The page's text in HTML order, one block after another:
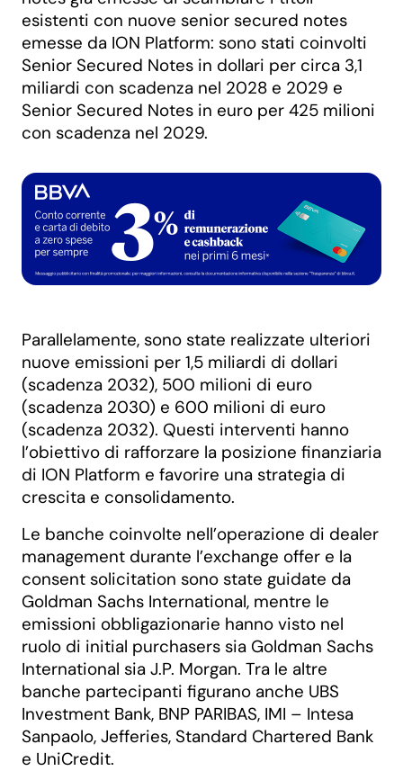
esistenti con nuove senior secured notes
emesse da ION Platform: sono stati coinvolti
Senior Secured Notes in dollari per circa 3,1
miliardi con scadenza nel 2028 e 2029 e
Senior Secured Notes in euro per 425 milioni
con scadenza nel 2029.
Parallelamente, sono state realizzate ulteriori
nuove emissioni per 1,5 miliardi di dollari
(scadenza 2032), 500 milioni di euro
(scadenza 2030) e 600 milioni di euro
(scadenza 2032). Questi interventi hanno
l’obiettivo di rafforzare la posizione finanziaria
di ION Platform e favorire una strategia di
crescita e consolidamento.
Le banche coinvolte nell’operazione di dealer
management durante l’exchange offer e la
consent solicitation sono state guidate da
Goldman Sachs International, mentre le
emissioni obbligazionarie hanno visto nel
ruolo di initial purchasers sia Goldman Sachs
International sia J.P. Morgan. Tra le altre
banche partecipanti figurano anche UBS
Investment Bank, BNP PARIBAS, IMI – Intesa
Sanpaolo, Jefferies, Standard Chartered Bank
e UniCredit.